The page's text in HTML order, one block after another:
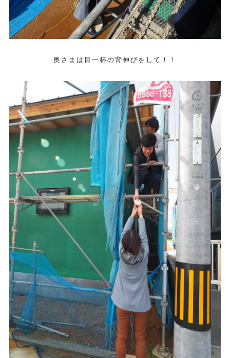
奥さまは目一杯の背伸びをして！！